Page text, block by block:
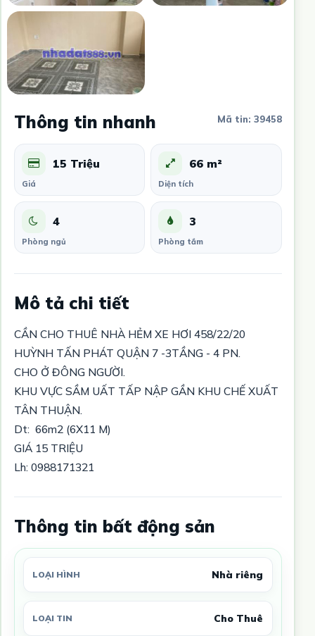
Thông tin nhanh Mã tin: 39458
15 Triệu
Giá
66 m²
Diện tích
4
Phòng ngủ
3
Phòng tắm
Mô tả chi tiết
CẦN CHO THUÊ NHÀ HẺM XE HƠI 458/22/20
HUỲNH TẤN PHÁT QUẬN 7 -3TẦNG - 4 PN.
CHO Ở ĐÔNG NGƯỜI.
KHU VỰC SẦM UẤT TẤP NẬP GẦN KHU CHẾ XUẤT
TÂN THUẬN.
Dt: 66m2 (6X11 M)
GIÁ 15 TRIỆU
Lh: 0988171321
Thông tin bất động sản
LOẠI HÌNH Nhà riêng
LOẠI TIN Cho Thuê